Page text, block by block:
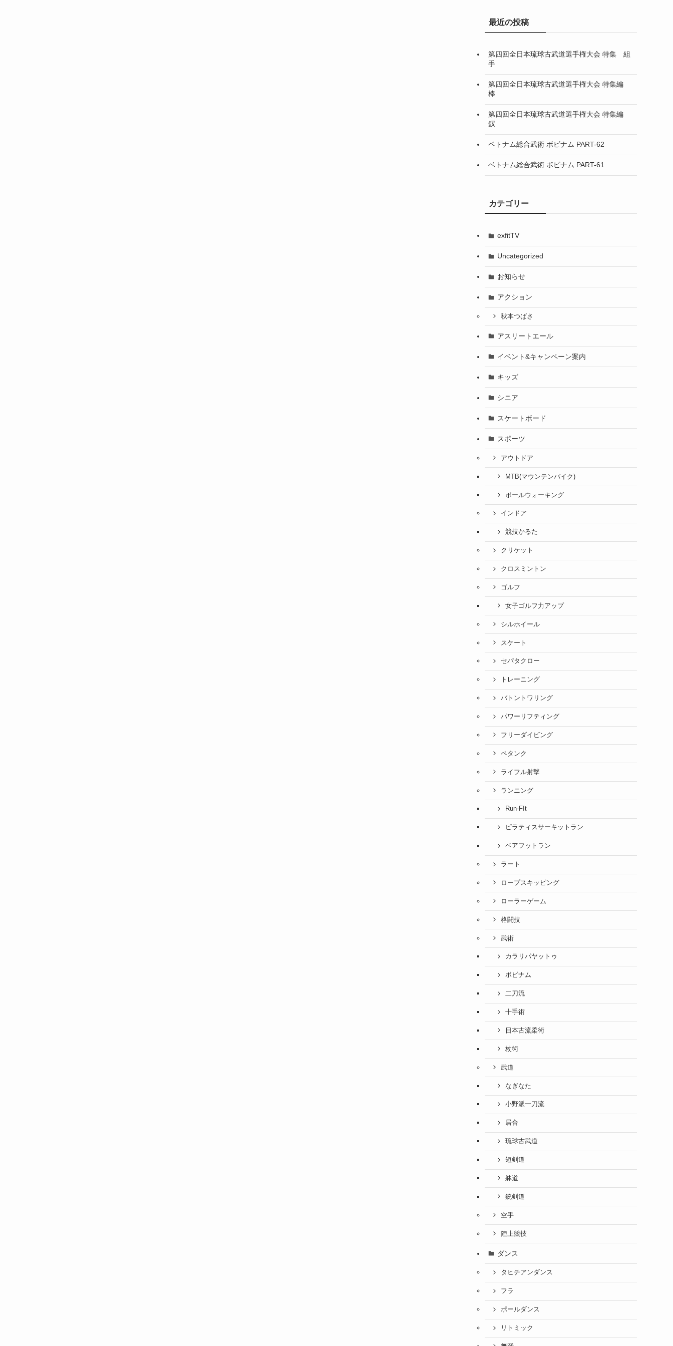
最近の投稿
第四回全日本琉球古武道選手権大会 特集 組
手
第四回全日本琉球古武道選手権大会 特集編
棒
第四回全日本琉球古武道選手権大会 特集編
釵
ベトナム総合武術 ボビナム PART-62
ベトナム総合武術 ボビナム PART-61
カテゴリー
exfitTV
Uncategorized
お知らせ
アクション
秋本つばさ
アスリートエール
イベント&キャンペーン案内
キッズ
シニア
スケートボード
スポーツ
アウトドア
MTB(マウンテンバイク)
ポールウォーキング
インドア
競技かるた
クリケット
クロスミントン
ゴルフ
女子ゴルフ力アップ
シルホイール
スケート
セパタクロー
トレーニング
バトントワリング
パワーリフティング
フリーダイビング
ペタンク
ライフル射撃
ランニング
Run-FIt
ピラティスサーキットラン
ベアフットラン
ラート
ロープスキッピング
ローラーゲーム
格闘技
武術
カラリパヤットゥ
ボビナム
二刀流
十手術
日本古流柔術
杖術
武道
なぎなた
小野派一刀流
居合
琉球古武道
短剣道
躰道
銃剣道
空手
陸上競技
ダンス
タヒチアンダンス
フラ
ポールダンス
リトミック